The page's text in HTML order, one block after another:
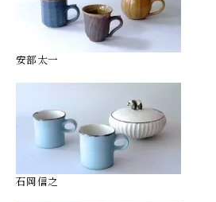
安部太一
石岡信之